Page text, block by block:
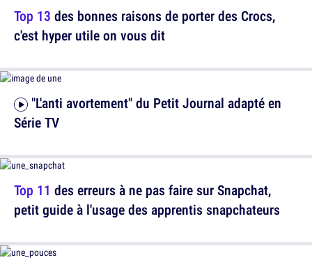
Série TV
Top 13 des bonnes raisons de porter des Crocs,
c'est hyper utile on vous dit
Top 11 des erreurs à ne pas faire sur Snapchat,
petit guide à l'usage des apprentis snapchateurs